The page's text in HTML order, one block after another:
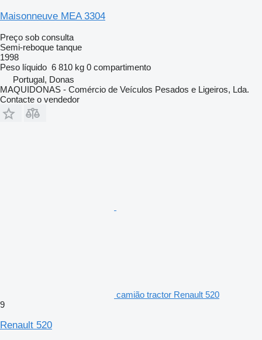
Maisonneuve MEA 3304
Preço sob consulta
Semi-reboque tanque
1998
Peso líquido 6 810 kg 0 compartimento
Portugal, Donas
MAQUIDONAS - Comércio de Veículos Pesados e Ligeiros, Lda.
Contacte o vendedor
camião tractor Renault 520
9
Renault 520